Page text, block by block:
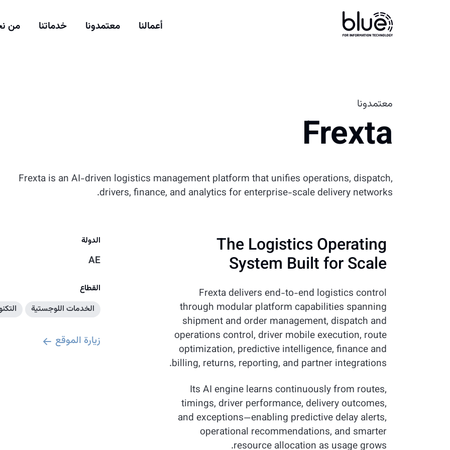
أعمالنا معتمدونا خدماتنا من
معتمدونا
Frexta
Frexta is an AI-driven logistics management platform that unifies operations, dispatch,
drivers, finance, and analytics for enterprise-scale delivery networks.
The Logistics Operating
System Built for Scale
Frexta delivers end-to-end logistics control
through modular platform capabilities spanning
shipment and order management, dispatch and
operations control, driver mobile execution, route
optimization, predictive intelligence, finance and
billing, returns, reporting, and partner integrations.
Its AI engine learns continuously from routes,
timings, driver performance, delivery outcomes,
and exceptions—enabling predictive delay alerts,
operational recommendations, and smarter
resource allocation as usage grows.
الدولة
AE
القطاع
الخدمات اللوجستية
زيارة الموقع